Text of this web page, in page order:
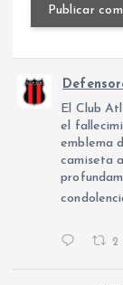
El Club
el
emblema
camiseta
2